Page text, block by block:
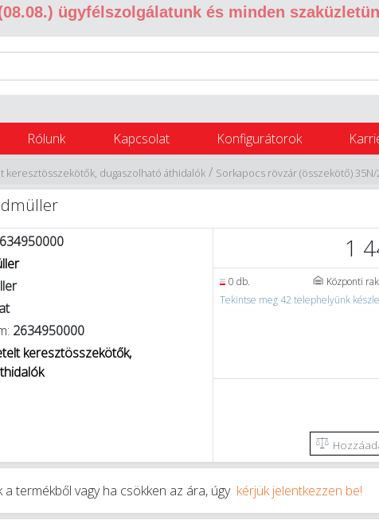
ügyfélszolgálatunk és minden
Rólunk Kapcsolat Konfigurátorok
Sorkapocs rövzár (összekötő)
/
keresztösszekötők, dugaszolható áthidalók
2634950000
keresztösszekötők,
1
0 db.
Központi
Tekintse meg 42 telephelyünk
termékből vagy ha csökken az ára, úgy kérjük jelentkezzen be!